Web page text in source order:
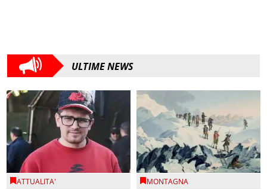
ULTIME NEWS
ATTUALITA' MONTAGNA